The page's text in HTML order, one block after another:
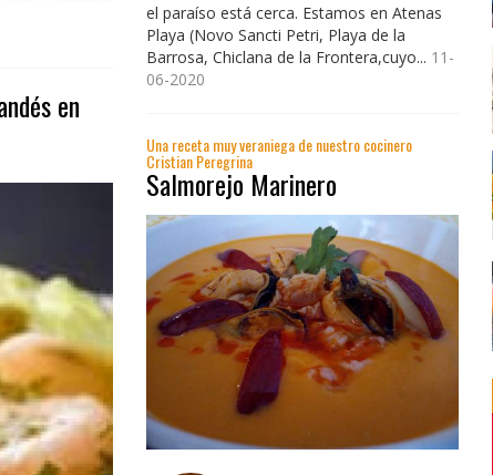
en
el paraíso está cerca. Estamos en Atenas
Playa (Novo Sancti Petri, Playa de la
Barrosa, Chiclana de la Frontera,cuyo... 11-
06-2020
Una receta muy veraniega de nuestro cocinero
Cristian Peregrina
Salmorejo Marinero